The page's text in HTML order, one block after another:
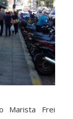
Marista Frei